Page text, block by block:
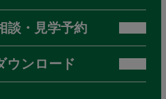
談・見学予約
ウンロード